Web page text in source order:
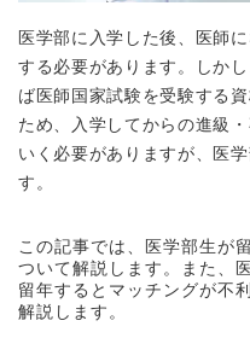
医学部に入学した後、医師
する必要があります。しか
ば医師国家試験を受験する
ため、入学してからの進級
いく必要がありますが、医
す。
この記事では、医学部生が
ついて解説します。また、
留年するとマッチングが不
解説します。